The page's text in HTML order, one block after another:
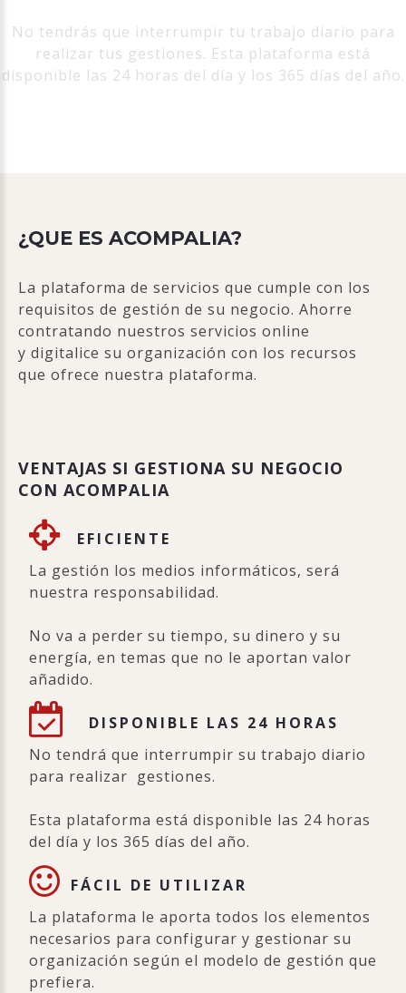
No tendrás que interrumpir tu trabajo diario para
realizar tus gestiones. Esta plataforma está
disponible las 24 horas del día y los 365 días del año.
¿QUE ES ACOMPALIA?
La plataforma de servicios que cumple con los
requisitos de gestión de su negocio. Ahorre
contratando nuestros servicios online
y digitalice su organización con los recursos
que ofrece nuestra plataforma.
VENTAJAS SI GESTIONA SU NEGOCIO
CON ACOMPALIA
EFICIENTE
La gestión los medios informáticos, será
nuestra responsabilidad.
No va a perder su tiempo, su dinero y su
energía, en temas que no le aportan valor
añadido.
DISPONIBLE LAS 24 HORAS
No tendrá que interrumpir su trabajo diario
para realizar gestiones.
Esta plataforma está disponible las 24 horas
del día y los 365 días del año.
FÁCIL DE UTILIZAR
La plataforma le aporta todos los elementos
necesarios para configurar y gestionar su
organización según el modelo de gestión que
prefiera.